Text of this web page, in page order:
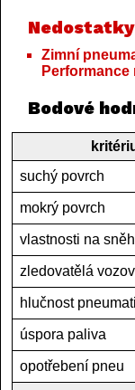
Nedostatky
Zimní
Performance
Bodové
suchý povrch
mokrý povrch
vlastnosti na
zledovatělá
hlučnost
úspora paliva
opotřebení pneu